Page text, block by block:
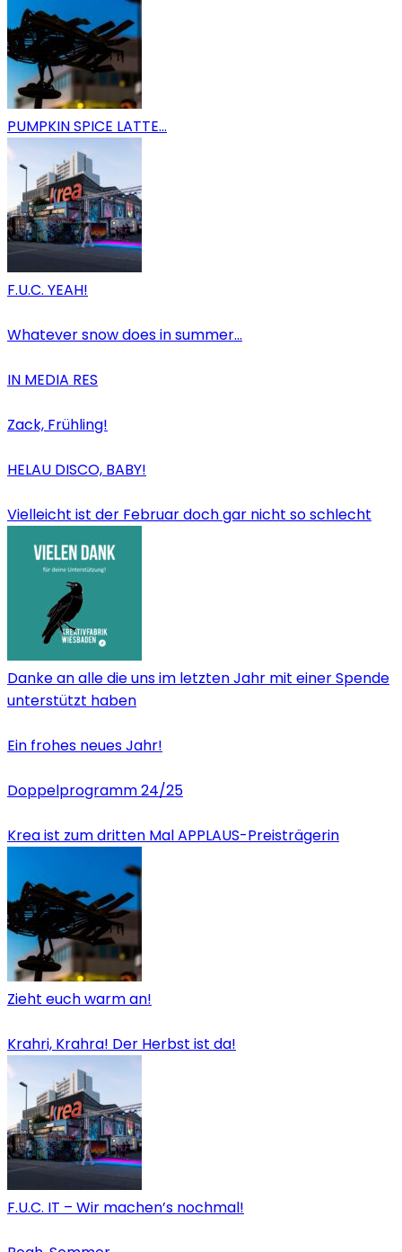
PUMPKIN SPICE LATTE…
F.U.C. YEAH!
Whatever snow does in summer…
IN MEDIA RES
Zack, Frühling!
HELAU DISCO, BABY!
Vielleicht ist der Februar doch gar nicht so schlecht
Danke an alle die uns im letzten Jahr mit einer Spende
unterstützt haben
Ein frohes neues Jahr!
Doppelprogramm 24/25
Krea ist zum dritten Mal APPLAUS-Preisträgerin
Zieht euch warm an!
Krahri, Krahra! Der Herbst ist da!
F.U.C. IT – Wir machen’s nochmal!